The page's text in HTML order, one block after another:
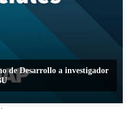
de Desarrollo a investigador